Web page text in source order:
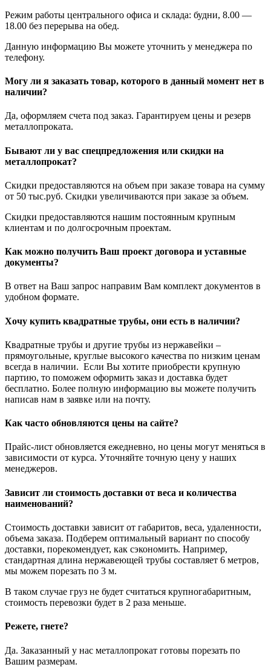
Режим работы центрального офиса и склада: будни, 8.00 —
18.00 без перерыва на обед.
Данную информацию Вы можете уточнить у менеджера по
телефону.
Могу ли я заказать товар, которого в данный момент нет в
наличии?
Да, оформляем счета под заказ. Гарантируем цены и резерв
металлопроката.
Бывают ли у вас спецпредложения или скидки на
металлопрокат?
Скидки предоставляются на объем при заказе товара на сумму
от 50 тыс.руб. Скидки увеличиваются при заказе за объем.
Скидки предоставляются нашим постоянным крупным
клиентам и по долгосрочным проектам.
Как можно получить Ваш проект договора и уставные
документы?
В ответ на Ваш запрос направим Вам комплект документов в
удобном формате.
Хочу купить квадратные трубы, они есть в наличии?
Квадратные трубы и другие трубы из нержавейки –
прямоугольные, круглые высокого качества по низким ценам
всегда в наличии. Если Вы хотите приобрести крупную
партию, то поможем оформить заказ и доставка будет
бесплатно. Более полную информацию вы можете получить
написав нам в заявке или на почту.
Как часто обновляются цены на сайте?
Прайс-лист обновляется ежедневно, но цены могут меняться в
зависимости от курса. Уточняйте точную цену у наших
менеджеров.
Зависит ли стоимость доставки от веса и количества
наименований?
Стоимость доставки зависит от габаритов, веса, удаленности,
объема заказа. Подберем оптимальный вариант по способу
доставки, порекомендует, как сэкономить. Например,
стандартная длина нержавеющей трубы составляет 6 метров,
мы можем порезать по 3 м.
В таком случае груз не будет считаться крупногабаритным,
стоимость перевозки будет в 2 раза меньше.
Режете, гнете?
Да. Заказанный у нас металлопрокат готовы порезать по
Вашим размерам.